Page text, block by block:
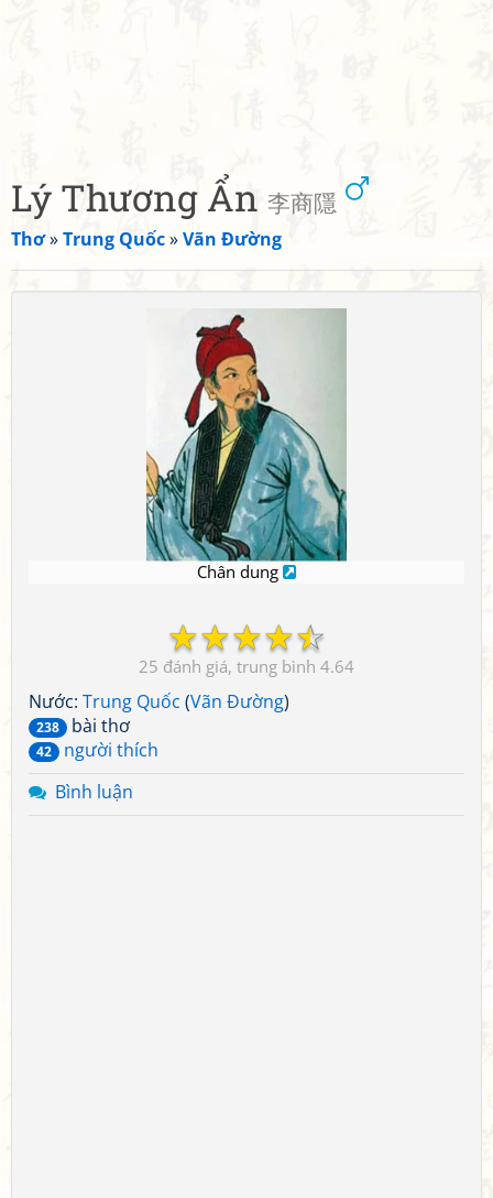
Lý Thương Ẩn 李商隱
Thơ»Trung Quốc»Vãn Đường
Chân dung
☆
☆
☆
☆
☆
25 4.64
Nước: Trung Quốc (Vãn Đường)
238 bài thơ
42
người thích
Bình luận